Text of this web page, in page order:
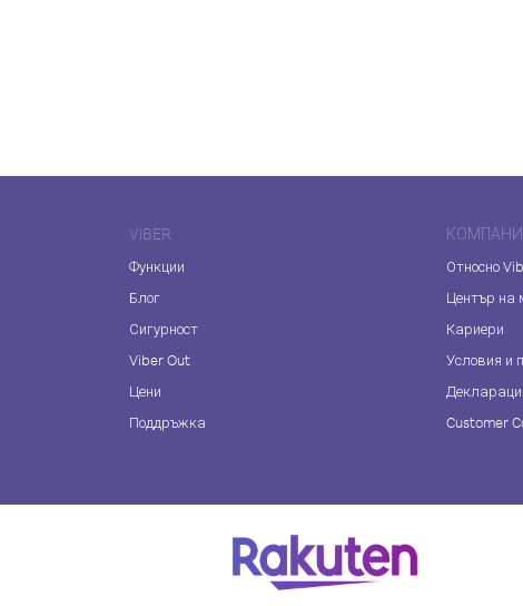
VIBER
Функции
Блог
Сигурност
Viber Out
Цени
Поддръжка
Относно
Център на
Кариери
Условия и
Customer